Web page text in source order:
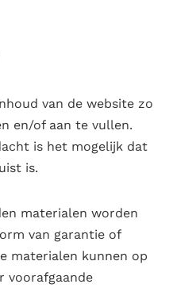
van de website zo
en/of aan te vullen.
is het mogelijk dat
is.
materialen worden
van garantie of
materialen kunnen op
voorafgaande